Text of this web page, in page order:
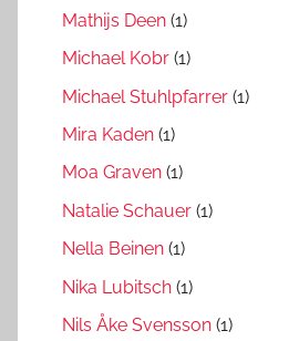
Mathijs Deen (1)
Michael Kobr (1)
Michael Stuhlpfarrer (1)
Mira Kaden (1)
Moa Graven (1)
Natalie Schauer (1)
Nella Beinen (1)
Nika Lubitsch (1)
Nils Åke Svensson (1)